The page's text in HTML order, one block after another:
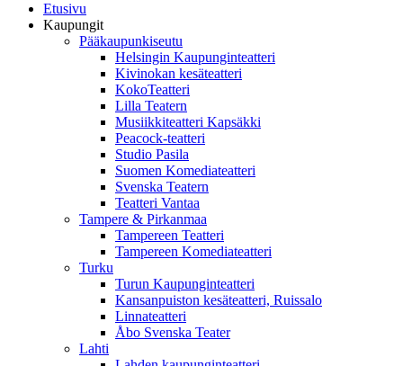
Etusivu
Kaupungit
Pääkaupunkiseutu
Helsingin Kaupunginteatteri
Kivinokan kesäteatteri
KokoTeatteri
Lilla Teatern
Musiikkiteatteri Kapsäkki
Peacock-teatteri
Studio Pasila
Suomen Komediateatteri
Svenska Teatern
Teatteri Vantaa
Tampere & Pirkanmaa
Tampereen Teatteri
Tampereen Komediateatteri
Turku
Turun Kaupunginteatteri
Kansanpuiston kesäteatteri, Ruissalo
Linnateatteri
Åbo Svenska Teater
Lahti